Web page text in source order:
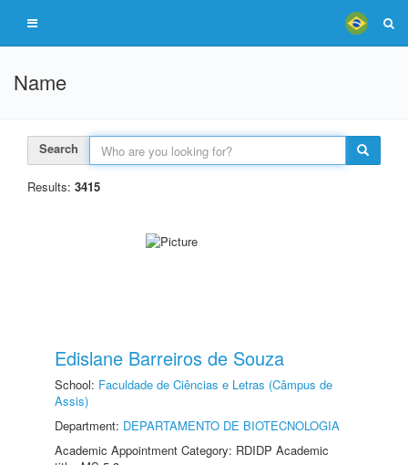
Name
Search
Results: 3415
Edislane Barreiros de Souza
School: Faculdade de Ciências e Letras (Câmpus de
Assis)
Department: DEPARTAMENTO DE BIOTECNOLOGIA
Academic Appointment Category: RDIDP Academic